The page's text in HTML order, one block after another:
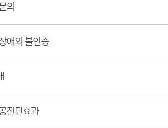
의
애와 불안증
진단효과